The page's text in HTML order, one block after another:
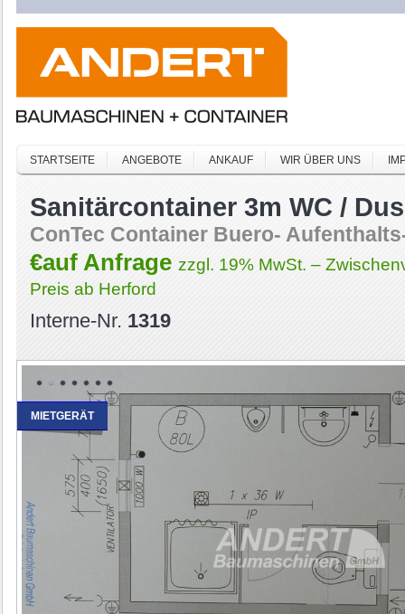
STARTSEITE ANGEBOTE ANKAUF WIR ÜBER UNS
Sanitärcontainer 3m WC /
ConTec Container Buero-
€auf Anfrage zzgl. 19% MwSt. –
Preis ab Herford
Interne-Nr. 1319
MIETGERÄT